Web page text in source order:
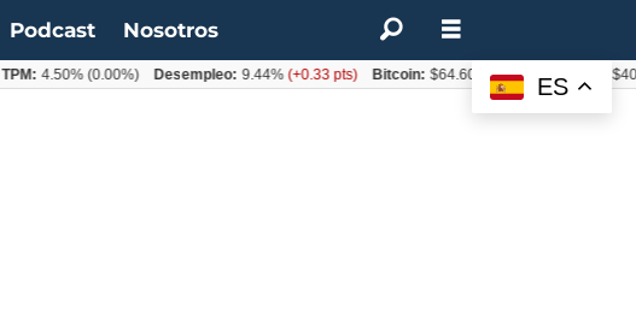
Podcast Nosotros
ES
4.50%(0.00%) Desempleo: 9.44%(+0.33 pts) Bitcoin: $64.600,08(+2.93%)